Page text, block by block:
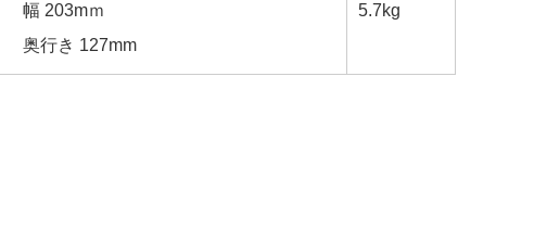
幅 203mｍ
奥行き 127mm
5.7kg